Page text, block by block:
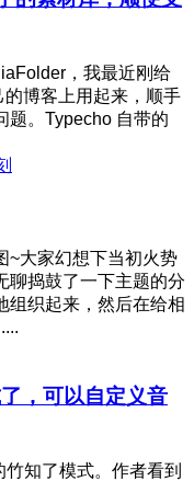
，我最近刚给
博客上用起来，顺手
题。Typecho 自带的
~大家幻想下当初火势
聊捣鼓了一下主题的分
组织起来，然后在给相
，可以自定义音
知了模式。作者看到